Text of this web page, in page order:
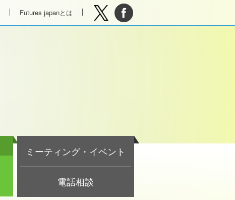
Futures japanとは
ミーティング・イベント
電話相談